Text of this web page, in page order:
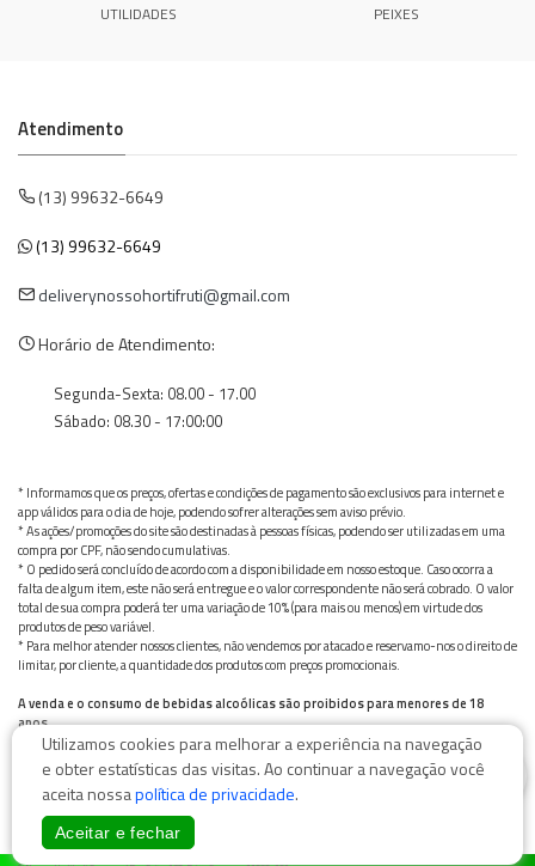
UTILIDADES PEIXES
Atendimento
(13) 99632-6649
(13) 99632-6649
deliverynossohortifruti@gmail.com
Horário de Atendimento:
Segunda-Sexta: 08.00 - 17.00
Sábado: 08.30 - 17:00:00
* Informamos que os preços, ofertas e condições de pagamento são exclusivos para internet e
app válidos para o dia de hoje, podendo sofrer alterações sem aviso prévio.
* As ações/promoções do site são destinadas à pessoas físicas, podendo ser utilizadas em uma
compra por CPF, não sendo cumulativas.
* O pedido será concluído de acordo com a disponibilidade em nosso estoque. Caso ocorra a
falta de algum item, este não será entregue e o valor correspondente não será cobrado. O valor
total de sua compra poderá ter uma variação de 10% (para mais ou menos) em virtude dos
produtos de peso variável.
* Para melhor atender nossos clientes, não vendemos por atacado e reservamo-nos o direito de
limitar, por cliente, a quantidade dos produtos com preços promocionais.
A venda e o consumo de bebidas alcoólicas são proibidos para menores de 18
anos.
Bebida alcoólica pode causar dependência química e, em excesso, provoca graves males à saúde.
Beba com moderação
Utilizamos cookies para melhorar a experiência na navegação
e obter estatísticas das visitas. Ao continuar a navegação você
aceita nossapolítica de privacidade.
Aceitar e fechar